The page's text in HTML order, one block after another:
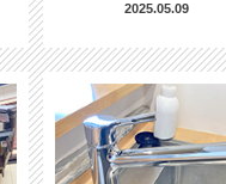
2025.05.09